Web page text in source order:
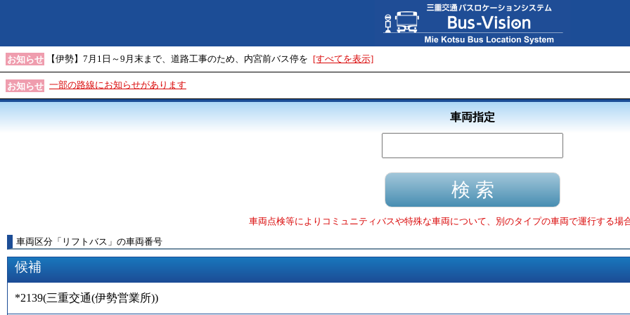
お知らせ 【伊勢】7月1日～9月末まで、道路工事のため、内宮前バス停を [すべてを表示]
お知らせ 一部の路線にお知らせがあります
車両指定
車両点検等によりコミュニティバスや特殊な車両について、別のタイプの車両で運行する場
車両区分 「 リフトバス 」 の車両番号
候補
*2139(三重交通(伊勢営業所))